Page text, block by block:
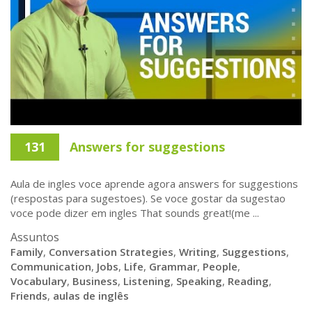
131 Answers for suggestions
Aula de ingles voce aprende agora answers for suggestions
(respostas para sugestoes). Se voce gostar da sugestao
voce pode dizer em ingles That sounds great!(me ...
Assuntos
Family, Conversation Strategies, Writing, Suggestions,
Communication, Jobs, Life, Grammar, People,
Vocabulary, Business, Listening, Speaking, Reading,
Friends, aulas de inglês